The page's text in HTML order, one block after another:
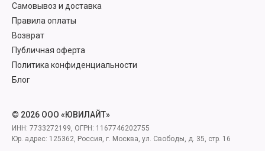
Самовывоз и доставка
Правила оплаты
Возврат
Публичная оферта
Политика конфиденциальности
Блог
© 2026 ООО «ЮВИЛАЙТ»
ИНН: 7733272199, ОГРН: 1167746202755
Юр. адрес: 125362, Россия, г. Москва, ул. Свободы, д. 35, стр. 16